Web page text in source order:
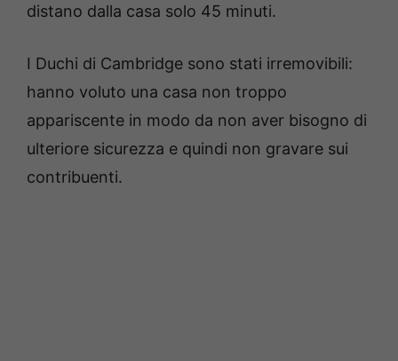
distano dalla casa solo 45 minuti.
I Duchi di Cambridge sono stati irremovibili:
hanno voluto una casa non troppo
appariscente in modo da non aver bisogno di
ulteriore sicurezza e quindi non gravare sui
contribuenti.